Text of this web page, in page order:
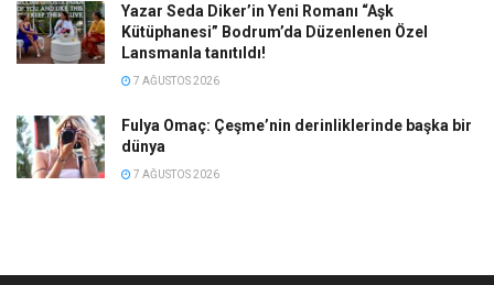
Yazar Seda Diker’in Yeni Romanı “Aşk
Kütüphanesi” Bodrum’da Düzenlenen Özel
Lansmanla tanıtıldı!
7 AĞUSTOS 2026
Fulya Omaç: Çeşme’nin derinliklerinde başka bir
dünya
7 AĞUSTOS 2026